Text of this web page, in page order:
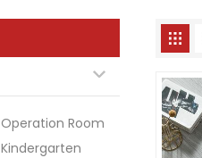
Operation Room
Kindergarten